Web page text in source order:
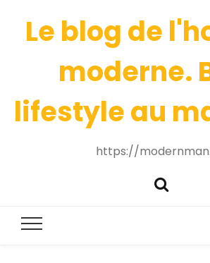
Le blog de
moderne.
lifestyle au
https://